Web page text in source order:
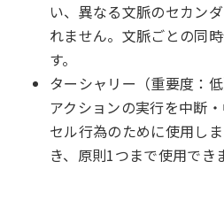
い、異なる文脈のセカン
れません。文脈ごとの同
す。
ターシャリー（重要度：
アクションの実行を中断
セル行為のために使用し
き、原則1つまで使用でき